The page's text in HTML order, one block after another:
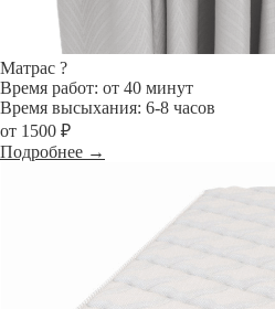
Матрас ?
Время работ: от 40 минут
Время высыхания: 6-8 часов
от 1500 ₽
Подробнее →